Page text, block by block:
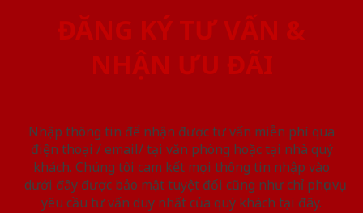
ĐĂNG KÝ TƯ VẤN &
NHẬN ƯU ĐÃI
Nhập thông tin để nhận được tư vấn miễn phí qua
điện thoại / email/ tại văn phòng hoặc tại nhà quý
khách. Chúng tôi cam kết mọi thông tin nhập vào
dưới đây được bảo mật tuyệt đối cũng như chỉ phục vụ
yêu cầu tư vấn duy nhất của quý khách tại đây.